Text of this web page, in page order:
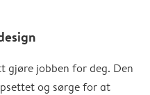
gjøre jobben for deg. Den
og sørge for at